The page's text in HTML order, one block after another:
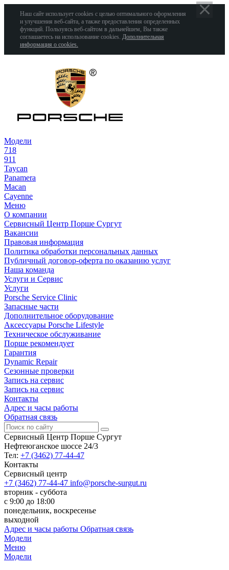
Наш сайт использует cookies с целью оптимального оформления
и улучшения веб-сайта, а также предоставления определенных
функций. Пользуясь веб-сайтом в дальнейшем, Вы также
соглашаетесь на использование cookies. Дополнительная
информация о cookies.
Модели
718
911
Taycan
Panamera
Macan
Cayenne
Меню
О компании
Сервисный Центр Порше Сургут
Вакансии
Правовая информация
Политика обработки персональных данных
Публичный договор-оферта по оказанию услуг
Наша команда
Услуги и Сервис
Услуги
Porsche Service Clinic
Запасные части
Дополнительное оборудование
Аксессуары Porsche Lifestyle
Техническое обслуживание
Порше рекомендует
Гарантия
Dynamic Repair
Сезонные проверки
Запись на сервис
Запись на сервис
Контакты
Адрес и часы работы
Обратная связь
Сервисный Центр Порше Сургут
Нефтеюганское шоссе 24/3
Тел: +7 (3462) 77-44-47
Контакты
Сервисный центр
+7 (3462) 77-44-47 info@porsche-surgut.ru
вторник - суббота
с 9:00 до 18:00
понедельник, воскресенье
выходной
Адрес и часы работы Обратная связь
Модели
Меню
Модели